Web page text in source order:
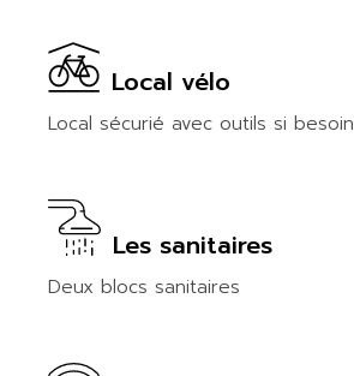
Local vélo
Local sécurié avec outils si besoin
Les sanitaires
Deux blocs sanitaires